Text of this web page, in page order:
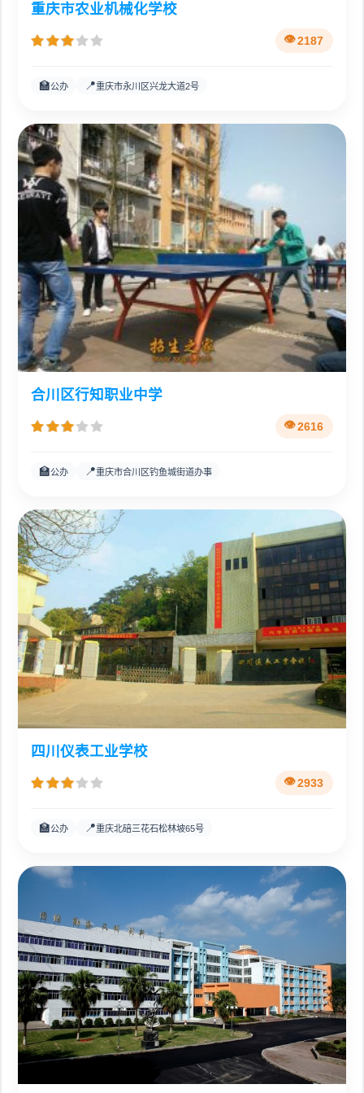
重庆市农业机械化学校
2187
🏫公办 📍重庆市永川区兴龙大道2号
合川区行知职业中学
2616
🏫公办 📍重庆市合川区钓鱼城街道办事
四川仪表工业学校
2933
🏫公办 📍重庆北碚三花石松林坡65号